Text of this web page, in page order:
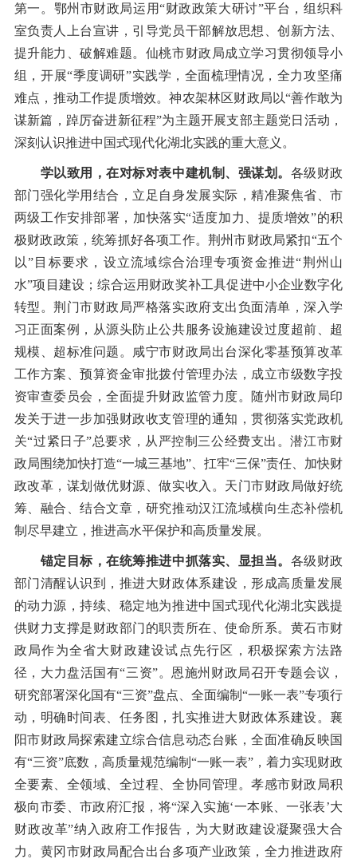
第一。鄂州市财政局运用“财政政策大研讨”平台，组织科
室负责人上台宣讲，引导党员干部解放思想、创新方法、
提升能力、破解难题。仙桃市财政局成立学习贯彻领导小
组，开展“季度调研”实践学，全面梳理情况，全力攻坚痛
难点，推动工作提质增效。神农架林区财政局以“善作敢为
谋新篇，踔厉奋进新征程”为主题开展支部主题党日活动，
深刻认识推进中国式现代化湖北实践的重大意义。
学以致用，在对标对表中建机制、强谋划。 各级财政
部门强化学用结合，立足自身发展实际，精准聚焦省、市
两级工作安排部署，加快落实“适度加力、提质增效”的积
极财政政策，统筹抓好各项工作。荆州市财政局紧扣“五个
以”目标要求，设立流域综合治理专项资金推进“荆州山
水”项目建设；综合运用财政奖补工具促进中小企业数字化
转型。荆门市财政局严格落实政府支出负面清单，深入学
习正面案例，从源头防止公共服务设施建设过度超前、超
规模、超标准问题。咸宁市财政局出台深化零基预算改革
工作方案、预算资金审批拨付管理办法，成立市级数字投
资审查委员会，全面提升财政监管力度。随州市财政局印
发关于进一步加强财政收支管理的通知，贯彻落实党政机
关“过紧日子”总要求，从严控制三公经费支出。潜江市财
政局围绕加快打造“一城三基地”、扛牢“三保”责任、加快财
政改革，谋划做优财源、做实收入。天门市财政局做好统
筹、融合、结合文章，研究推动汉江流域横向生态补偿机
制尽早建立，推进高水平保护和高质量发展。
锚定目标，在统筹推进中抓落实、显担当。 各级财政
部门清醒认识到，推进大财政体系建设，形成高质量发展
的动力源，持续、稳定地为推进中国式现代化湖北实践提
供财力支撑是财政部门的职责所在、使命所系。黄石市财
政局作为全省大财政建设试点先行区，积极探索方法路
径，大力盘活国有“三资”。恩施州财政局召开专题会议，
研究部署深化国有“三资”盘点、全面编制“一账一表”专项行
动，明确时间表、任务图，扎实推进大财政体系建设。襄
阳市财政局探索建立综合信息动态台账，全面准确反映国
有“三资”底数，高质量规范编制“一账一表”，着力实现财政
全要素、全领域、全过程、全协同管理。孝感市财政局积
极向市委、市政府汇报，将“深入实施‘一本账、一张表’大
财政改革”纳入政府工作报告，为大财政建设凝聚强大合
力。黄冈市财政局配合出台多项产业政策，全力推进政府